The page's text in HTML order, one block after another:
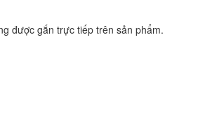
được gắn trực tiếp trên sản phẩm.